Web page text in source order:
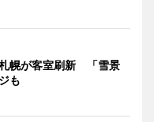
幌が客室刷新 「雪景
も